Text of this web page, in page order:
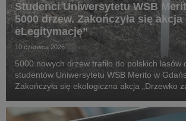
Studenci Uniwersytetu WSB
5000 drzew. Zakończyła się akcja
eLegitymację”
10 czerwca 2026
5000 nowych drzew trafiło do polskich lasów
studentów Uniwersytetu WSB Merito w
Zakończyła się ekologiczna akcja „Drzewko
wsparciem środowiska naturalnego.